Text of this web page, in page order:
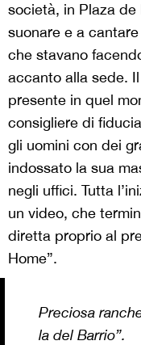
società, in Plaza
suonare e a
che stavano
accanto alla sede.
presente in quel
consigliere di
gli uomini con dei
indossato la sua
negli uffici. Tutta
un video, che
diretta proprio al
Home”.
Preciosa
la del Barrio”.